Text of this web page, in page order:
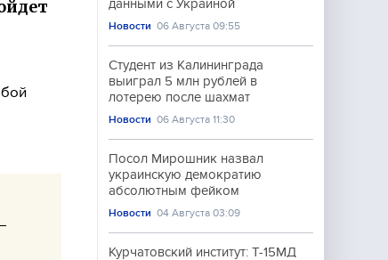
данными с Украиной
Новости 06 Августа 09:55
Студент из Калининграда
выиграл 5 млн рублей в
лотерею после шахмат
Новости 06 Августа 11:30
Посол Мирошник назвал
украинскую демократию
абсолютным фейком
Новости 04 Августа 03:09
Курчатовский институт: Т-15МД